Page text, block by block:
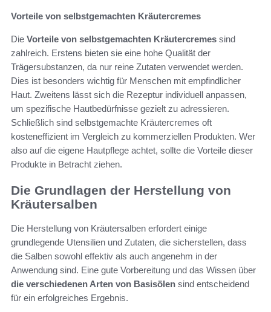
Vorteile von selbstgemachten Kräutercremes
Die Vorteile von selbstgemachten Kräutercremes sind
zahlreich. Erstens bieten sie eine hohe Qualität der
Trägersubstanzen, da nur reine Zutaten verwendet werden.
Dies ist besonders wichtig für Menschen mit empfindlicher
Haut. Zweitens lässt sich die Rezeptur individuell anpassen,
um spezifische Hautbedürfnisse gezielt zu adressieren.
Schließlich sind selbstgemachte Kräutercremes oft
kosteneffizient im Vergleich zu kommerziellen Produkten. Wer
also auf die eigene Hautpflege achtet, sollte die Vorteile dieser
Produkte in Betracht ziehen.
Die Grundlagen der Herstellung von
Kräutersalben
Die Herstellung von Kräutersalben erfordert einige
grundlegende Utensilien und Zutaten, die sicherstellen, dass
die Salben sowohl effektiv als auch angenehm in der
Anwendung sind. Eine gute Vorbereitung und das Wissen über
die verschiedenen Arten von Basisölen sind entscheidend
für ein erfolgreiches Ergebnis.